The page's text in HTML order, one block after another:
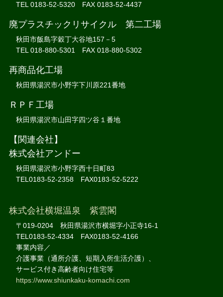
TEL 0183-52-5320 FAX 0183-52-4437
廃プラスチックリサイクル 第二工場
秋田市飯島字穀丁大谷地157－5
TEL 018-880-5301 FAX 018-880-5302
再商品化工場
秋田県湯沢市小野字下川原221番地
ＲＰＦ工場
秋田県湯沢市山田字四ツ谷１番地
【関連会社】
株式会社アンドー
秋田県湯沢市小野字西十日町83
TEL0183-52-2358 FAX0183-52-5222
株式会社横堀温泉 紫雲閣
〒019-0204 秋田県湯沢市横堀字小正寺16-1
TEL0183-52-4334 FAX0183-52-4166
事業内容／
介護事業（通所介護、短期入所生活介護）、
サービス付き高齢者向け住宅等
https://www.shiunkaku-komachi.com